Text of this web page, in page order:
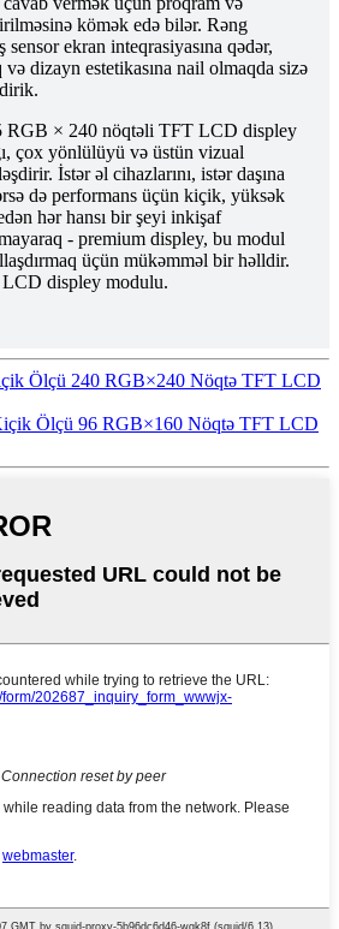
kömək edə bilər. Rəng
ekran inteqrasiyasına qədər,
dizayn estetikasına nail olmaqda sizə
RGB × 240 nöqtəli TFT LCD displey
çox yönlülüyü və üstün vizual
İstər əl cihazlarını, istər daşına
də performans üçün kiçik, yüksək
hər hansı bir şeyi inkişaf
- premium displey, bu modul
üçün mükəmməl bir həlldir.
displey modulu.
Ölçü 240 RGB×240 Nöqtə TFT LCD
Ölçü 96 RGB×160 Nöqtə TFT LCD